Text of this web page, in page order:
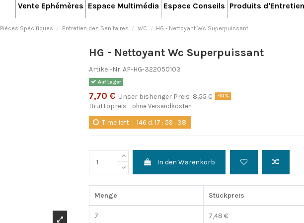
Vente Ephémères Espace Multimédia Espace Conseils Produits d'Entretien
Pièces Spécifiques Entretien des Sanitaires WC HG - Nettoyant Wc Superpuissant
HG - Nettoyant Wc Superpuissant
Artikel-Nr.AF-HG-322050103
Auf Lager
7,70 € Unser bisheriger Preis 8,55 € -10%
Bruttopreis ohne Versandkosten
Time left 146 d.17 : 59 : 37
In den Warenkorb
Menge Stückpreis
7 7,48 €